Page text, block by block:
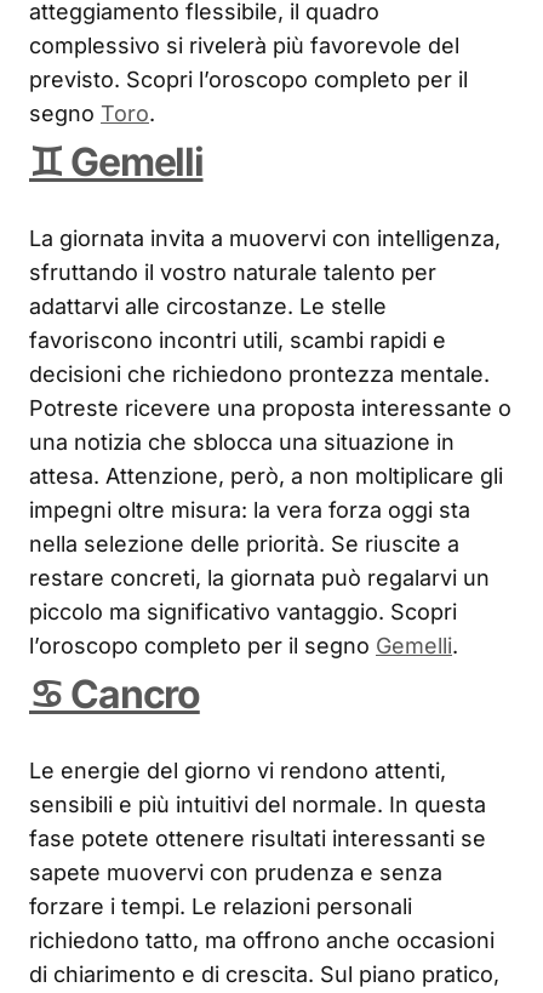
atteggiamento flessibile, il quadro
complessivo si rivelerà più favorevole del
previsto. Scopri l’oroscopo completo per il
segno Toro.
♊ Gemelli
La giornata invita a muovervi con intelligenza,
sfruttando il vostro naturale talento per
adattarvi alle circostanze. Le stelle
favoriscono incontri utili, scambi rapidi e
decisioni che richiedono prontezza mentale.
Potreste ricevere una proposta interessante o
una notizia che sblocca una situazione in
attesa. Attenzione, però, a non moltiplicare gli
impegni oltre misura: la vera forza oggi sta
nella selezione delle priorità. Se riuscite a
restare concreti, la giornata può regalarvi un
piccolo ma significativo vantaggio. Scopri
l’oroscopo completo per il segno Gemelli.
♋ Cancro
Le energie del giorno vi rendono attenti,
sensibili e più intuitivi del normale. In questa
fase potete ottenere risultati interessanti se
sapete muovervi con prudenza e senza
forzare i tempi. Le relazioni personali
richiedono tatto, ma offrono anche occasioni
di chiarimento e di crescita. Sul piano pratico,